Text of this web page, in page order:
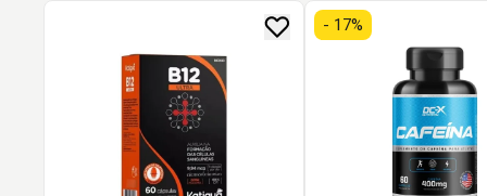
- 17%